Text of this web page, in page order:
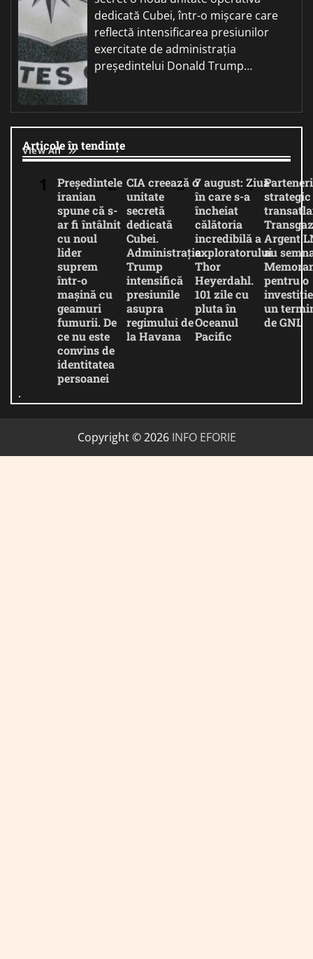
dedicată Cubei, într-o mișcare care
reflectă intensificarea presiunilor
exercitate de administrația
președintelui Donald Trump…
Articole în tendințe
View All
Președintele
iranian
spune că s-
ar fi întâlnit
cu noul
lider
suprem
într-o
mașină cu
geamuri
fumurii. De
ce nu este
convins de
identitatea
persoanei
CIA creează o
unitate
secretă
dedicată
Cubei.
Administrația
Trump
intensifică
presiunile
asupra
regimului de
la Havana
7 august: Ziua
în care s-a
încheiat
călătoria
incredibilă a
exploratorului
Thor
Heyerdahl.
101 zile cu
pluta în
Oceanul
Pacific
strategic
Argent
au
pentru o
un
de GNL
Copyright © 2026 INFO EFORIE